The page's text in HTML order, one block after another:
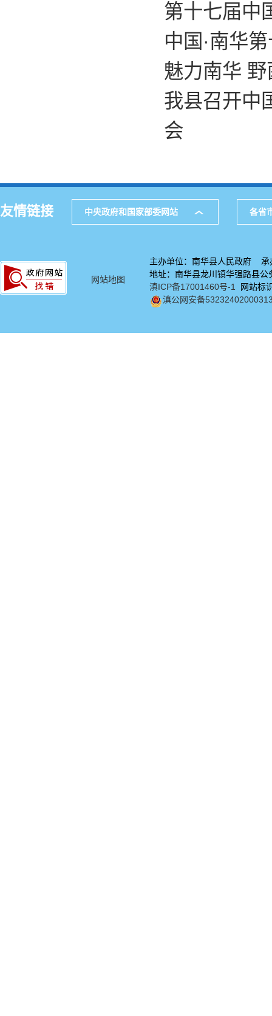
第十七届中
中国·南华
魅力南华
我县召开中
会
友情链接 中央政府和国家部委网站 各省
网站地图
主办单位：南华县人民政府 承
地址：南华县龙川镇华强路
滇ICP备17001460号-1 网站标
滇公网安备